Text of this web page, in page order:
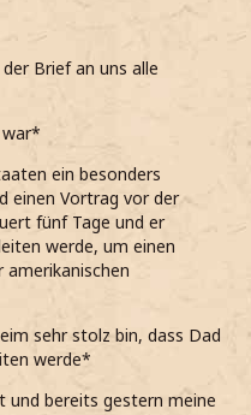
Brief an uns alle
war*
ein besonders
einen Vortrag vor der
fünf Tage und er
werde, um einen
amerikanischen
sehr stolz bin, dass Dad
werde*
und bereits gestern meine